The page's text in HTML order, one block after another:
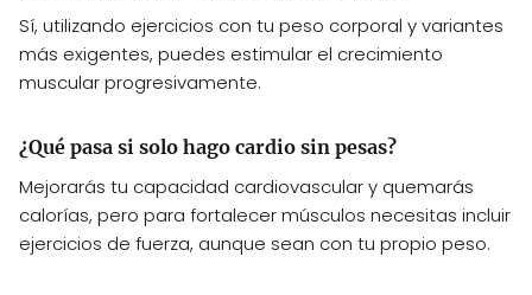
Sí, utilizando ejercicios con tu peso corporal y variantes
más exigentes, puedes estimular el crecimiento
muscular progresivamente.
¿Qué pasa si solo hago cardio sin pesas?
Mejorarás tu capacidad cardiovascular y quemarás
calorías, pero para fortalecer músculos necesitas incluir
ejercicios de fuerza, aunque sean con tu propio peso.